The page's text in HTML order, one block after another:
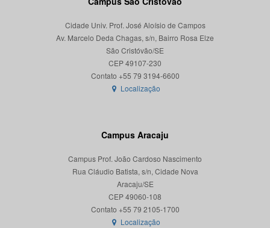
Cidade Univ. Prof. José Aloísio de Campos
Av. Marcelo Deda Chagas, s/n, Bairro Rosa Elze
São Cristóvão/SE
CEP 49107-230
Localização
Campus Aracaju
Campus Prof. João Cardoso Nascimento
Rua Cláudio Batista, s/n, Cidade Nova
Aracaju/SE
CEP 49060-108
Localização